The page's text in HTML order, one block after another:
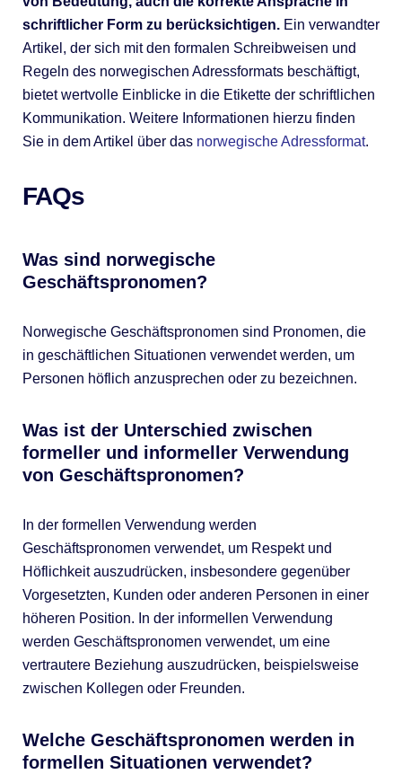
schriftlicher Form zu berücksichtigen.Ein verwandter
Artikel, der sich mit den formalen Schreibweisen und
Regeln des norwegischen Adressformats beschäftigt,
bietet wertvolle Einblicke in die Etikette der schriftlichen
Kommunikation. Weitere Informationen hierzu finden
Sie in dem Artikel über das norwegische Adressformat.
FAQs
Was sind norwegische
Geschäftspronomen?
Norwegische Geschäftspronomen sind Pronomen, die
in geschäftlichen Situationen verwendet werden, um
Personen höflich anzusprechen oder zu bezeichnen.
Was ist der Unterschied zwischen
formeller und informeller Verwendung
von Geschäftspronomen?
In der formellen Verwendung werden
Geschäftspronomen verwendet, um Respekt und
Höflichkeit auszudrücken, insbesondere gegenüber
Vorgesetzten, Kunden oder anderen Personen in einer
höheren Position. In der informellen Verwendung
werden Geschäftspronomen verwendet, um eine
vertrautere Beziehung auszudrücken, beispielsweise
zwischen Kollegen oder Freunden.
Welche Geschäftspronomen werden in
formellen Situationen verwendet?